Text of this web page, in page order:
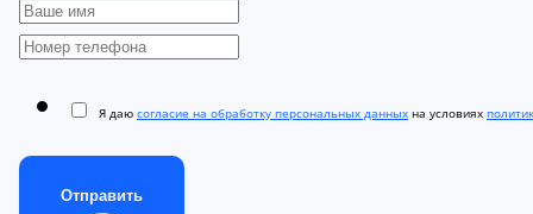
Я даю согласие на обработку персональных данных на условиях
Отправить